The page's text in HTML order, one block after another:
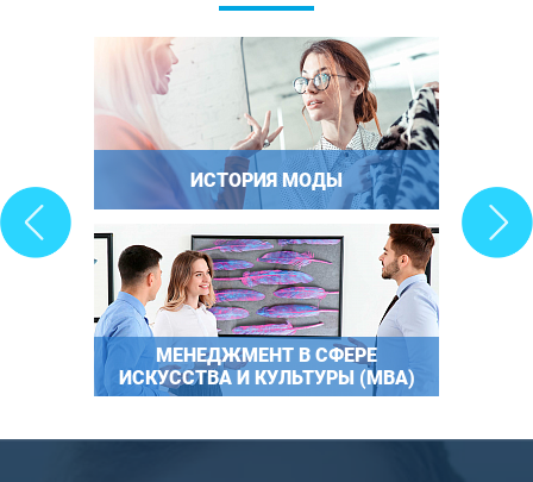
ИСТОРИЯ МОДЫ
МЕНЕДЖМЕНТ В СФЕРЕ
ИСКУССТВА И КУЛЬТУРЫ (MBA)